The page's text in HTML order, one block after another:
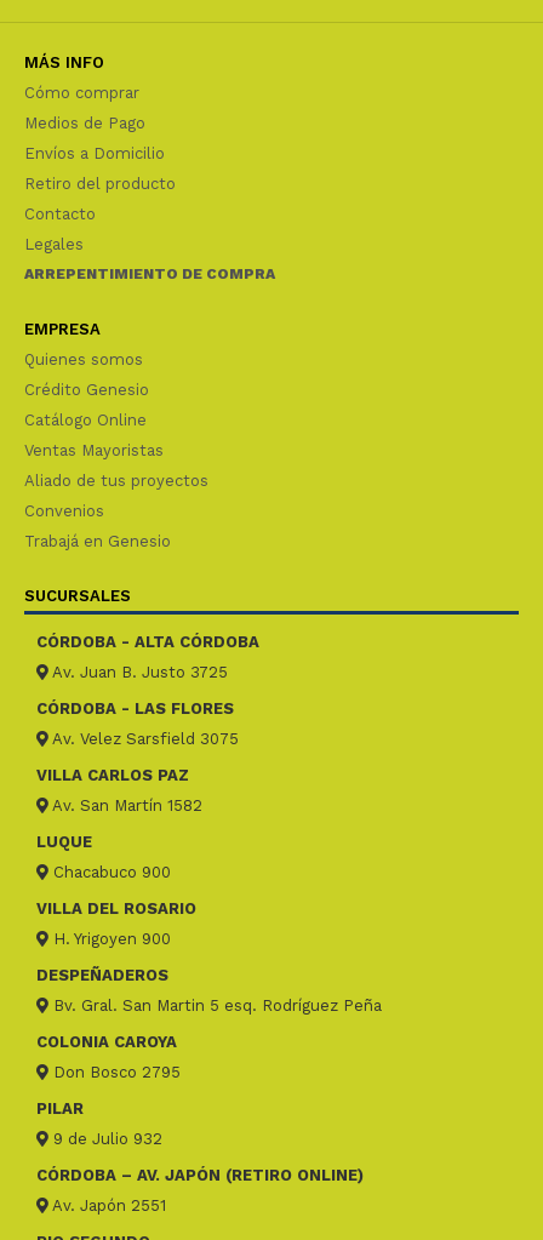
MÁS INFO
Cómo comprar
Medios de Pago
Envíos a Domicilio
Retiro del producto
Contacto
Legales
ARREPENTIMIENTO DE COMPRA
EMPRESA
Quienes somos
Crédito Genesio
Catálogo Online
Ventas Mayoristas
Aliado de tus proyectos
Convenios
Trabajá en Genesio
SUCURSALES
CÓRDOBA - ALTA CÓRDOBA
Av. Juan B. Justo 3725
CÓRDOBA - LAS FLORES
Av. Velez Sarsfield 3075
VILLA CARLOS PAZ
Av. San Martín 1582
LUQUE
Chacabuco 900
VILLA DEL ROSARIO
H. Yrigoyen 900
DESPEÑADEROS
Bv. Gral. San Martin 5 esq. Rodríguez Peña
COLONIA CAROYA
Don Bosco 2795
PILAR
9 de Julio 932
CÓRDOBA – AV. JAPÓN (RETIRO ONLINE)
Av. Japón 2551